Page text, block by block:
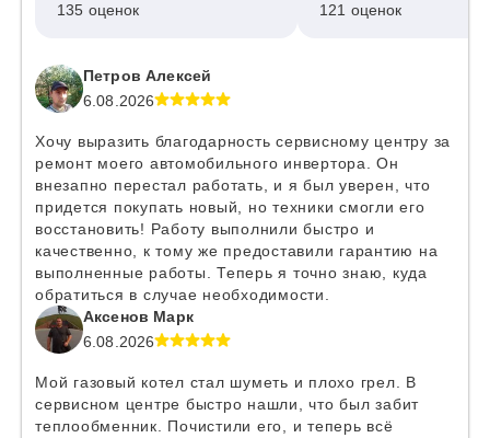
135 оценок
121 оценок
Петров Алексей
6.08.2026
Хочу выразить благодарность сервисному центру за
ремонт моего автомобильного инвертора. Он
внезапно перестал работать, и я был уверен, что
придется покупать новый, но техники смогли его
восстановить! Работу выполнили быстро и
качественно, к тому же предоставили гарантию на
выполненные работы. Теперь я точно знаю, куда
обратиться в случае необходимости.
Аксенов Марк
6.08.2026
Мой газовый котел стал шуметь и плохо грел. В
сервисном центре быстро нашли, что был забит
теплообменник. Почистили его, и теперь всё